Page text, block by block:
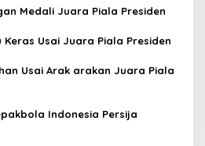
Medali Juara Piala Presiden
Keras Usai Juara Piala Presiden
Usai Arak arakan Juara Piala
Indonesia Persija